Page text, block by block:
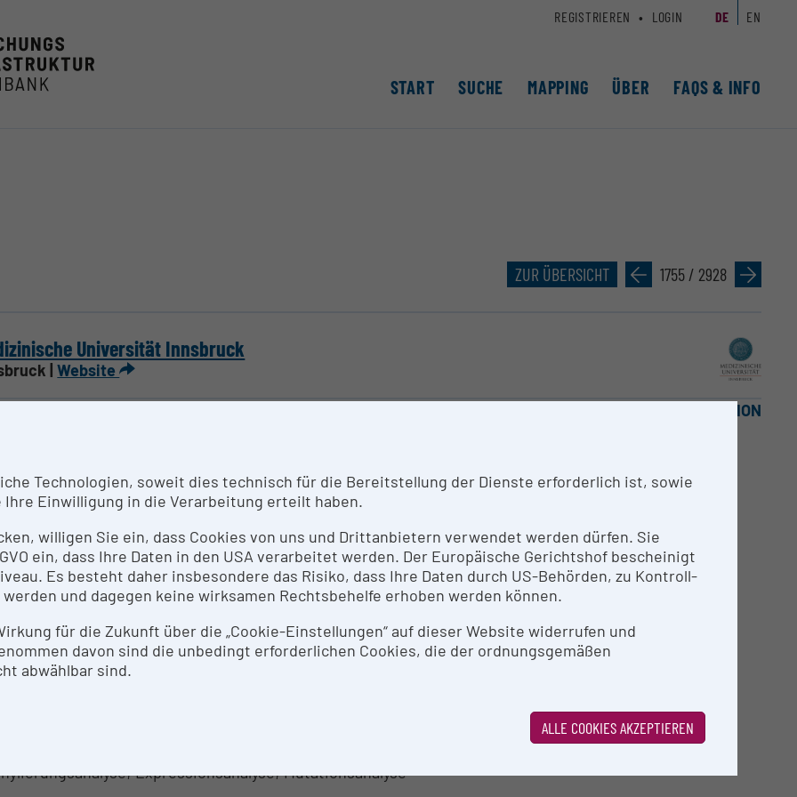
START SUCHE MAPPING ÜBER FAQS & INFO
REGISTRIEREN LOGIN DE EN
ZUR ÜBERSICHT » 1755 / 2928 »
Universität Innsbruck
|Website
OPEN FOR COLLABORATION
DNA Analyse
Fauth
SERVICES
DNA Analyse
Expressionsanalyse; Mutationsanalyse
Technologien, soweit dies technisch für die Bereitstellung der Dienste erforderlich ist, sowie
Einwilligung in die Verarbeitung erteilt haben.
willigen Sie ein, dass Cookies von uns und Drittanbietern verwendet werden dürfen. Sie
ein, dass Ihre Daten in den USA verarbeitet werden. Der Europäische Gerichtshof bescheinigt
Es besteht daher insbesondere das Risiko, dass Ihre Daten durch US-Behörden, zu Kontroll-
und dagegen keine wirksamen Rechtsbehelfe erhoben werden können.
für die Zukunft über die „Cookie-Einstellungen“ auf dieser Website widerrufen und
davon sind die unbedingt erforderlichen Cookies, die der ordnungsgemäßen
abwählbar sind.
ALLE COOKIES AKZEPTIEREN